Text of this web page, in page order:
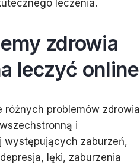
leczenia.
zdrowia
leczyć online
problemów zdrowia
i
występujących zaburzeń,
lęki, zaburzenia